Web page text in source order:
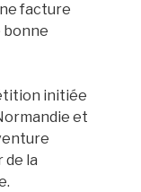
facture
bonne
initiée
et
de la